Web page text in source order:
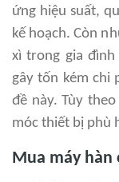
ứng hiệu suất,
kế hoạch. Còn
xì trong gia
gây tốn kém chi
đề này. Tùy
móc thiết bị phù
Mua máy hàn